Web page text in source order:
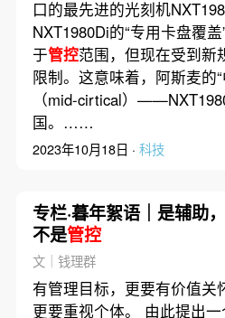
口的最先进的光刻机
NXT1980Di的“专用卡盘覆
于管控范围，但现在受到新
限制。这意味着，阿斯麦的
（mid-cirtical）
国。……
2023年10月18日 · 科技
专栏·暮年絮语｜是辅助
不是管控
文｜钱理群
有管理目标，更要有价值关
更要重视个体。 由此提出